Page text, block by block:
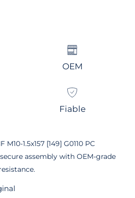
OEM
Fiable
1.5x157 [149] G0110 PC
assembly with OEM-grade